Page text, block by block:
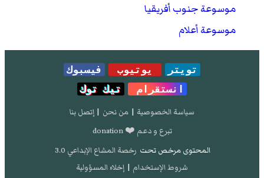
موسوعة جنوب أفريقيا
موسوعة أعلام
تويتر يوتيوب
فيسبوك
انستقرام
تيك توك
سياسة الخصوصية | من نحن | إتصل بنا
تبرع و دعم ❤️ donation
المحتوى مرخص تحت رخصة المشاع الإبداعي 3.0
شروط الإستخدام | إخلاء المسؤولية